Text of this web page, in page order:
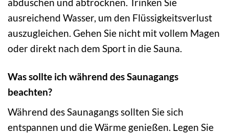
ausreichend Wasser, um den Flüssigkeitsverlust
auszugleichen. Gehen Sie nicht mit vollem Magen
oder direkt nach dem Sport in die Sauna.
Was sollte ich während des Saunagangs
beachten?
Während des Saunagangs sollten Sie sich
entspannen und die Wärme genießen. Legen Sie